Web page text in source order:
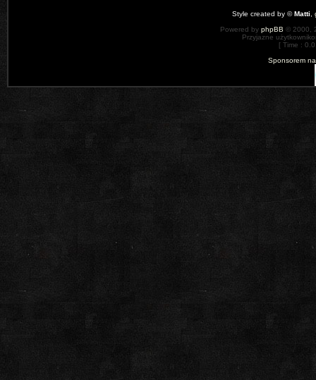
Style created by ©Matti
Powered by phpBB © 2000,
Przyjazne
[ Time :
Sponsorem